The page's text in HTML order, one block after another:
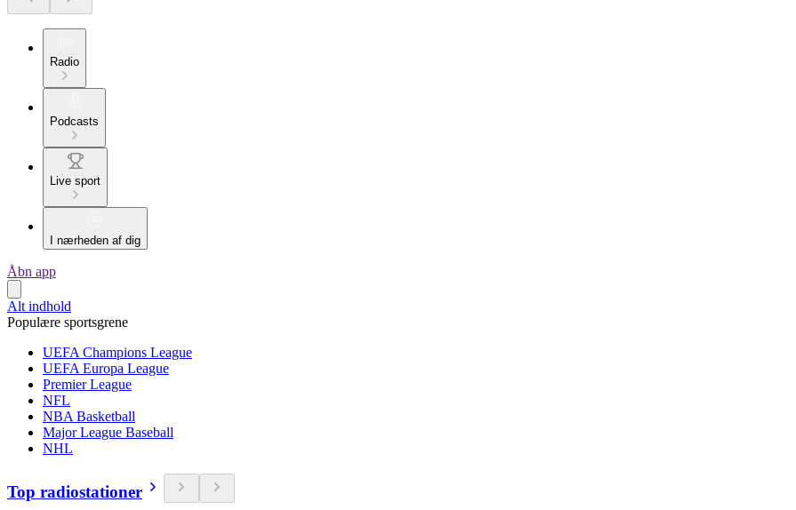
Radio
Podcasts
Live sport
I nærheden af dig
Åbn app
Alt indhold
Populære sportsgrene
UEFA Champions League
UEFA Europa League
Premier League
NFL
NBA Basketball
Major League Baseball
NHL
Top radiostationer